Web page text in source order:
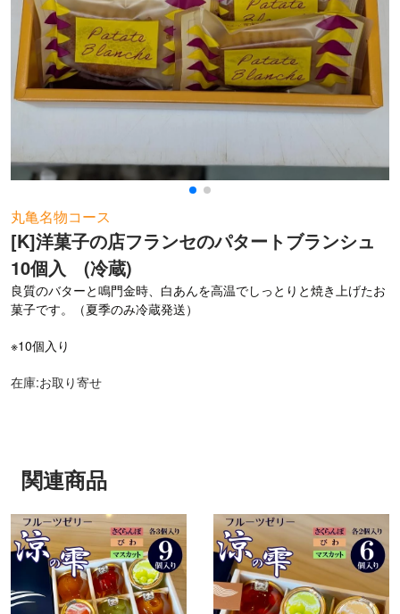
丸亀名物コース
[K]洋菓子の店フランセのパタートブランシュ
10個入 (冷蔵)
良質のバターと鳴門金時、白あんを高温でしっとりと焼き上げたお
菓子です。（夏季のみ冷蔵発送）
※10個入り
在庫:お取り寄せ
関連商品